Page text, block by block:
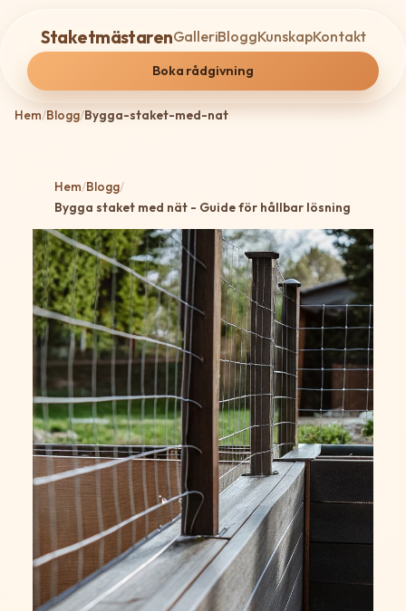
StaketmästarenGalleriBloggKunskapKontakt
Boka rådgivning
Hem/Blogg/Bygga-staket-med-nat
Hem/Blogg/
Bygga staket med nät - Guide för hållbar lösning